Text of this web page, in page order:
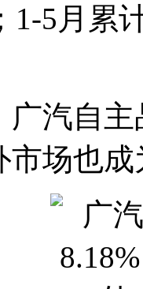
1-5月累
广汽自
市场也